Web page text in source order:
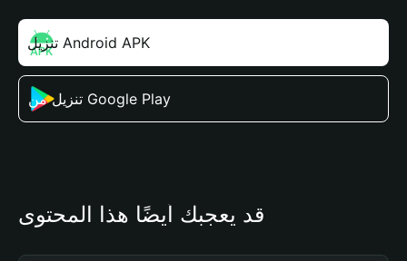
تنزيل Android APK
تنزيل من Google Play
قد يعجبك أيضًا هذا المحتوى